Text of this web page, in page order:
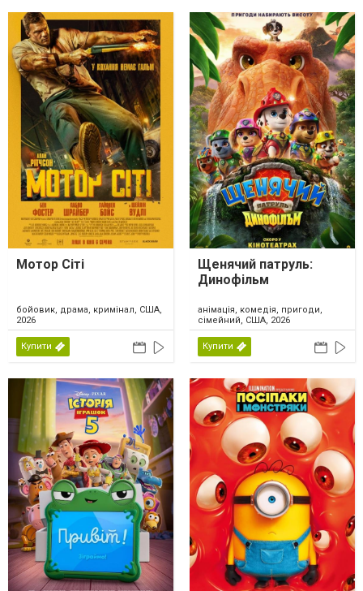
Мотор Сіті
бойовик, драма, кримінал, США,
2026
Купити
Щенячий патруль:
Динофільм
анімація, комедія, пригоди,
сімейний, США, 2026
Купити